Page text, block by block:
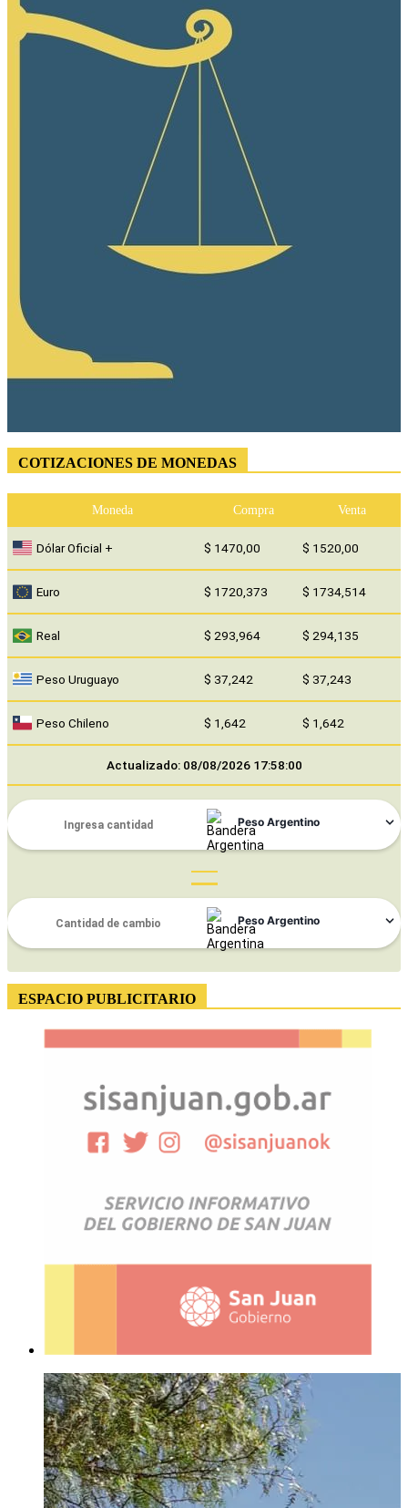
Moneda Compra Venta
Dólar Oficial + $ 1470,00 $ 1520,00
Euro $ 1720,373 $ 1734,514
Real $ 293,964 $ 294,135
Peso Uruguayo $ 37,242 $ 37,243
Peso Chileno $ 1,642 $ 1,642
Actualizado: 08/08/2026 17:58:00